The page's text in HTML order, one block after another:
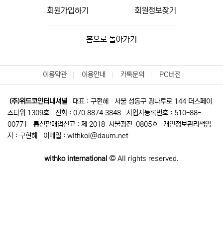
회원가입하기 회원정보찾기
홈으로 돌아가기
이용약관 이용안내 카톡문의 PC버전
(주)위드코인터내셔널 대표 : 구현혜
서울 성동구 광나루로 144 더스페이
스타워 1309호
전화 : 070 8874 3848
사업자등록번호 : 510-88-
00771
통신판매업신고 : 제 2018-서울광진-0805호
개인정보관리책임
자 : 구현혜
이메일 : withkoi@daum.net
withko international All rights reserved.